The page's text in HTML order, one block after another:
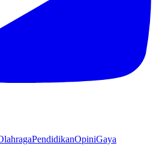
PendidikanOpiniGaya